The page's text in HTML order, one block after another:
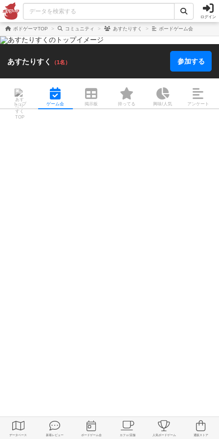
ログイン
ボドゲーマTOP コミュニティ あすたりすく ボードゲーム会
あすたりすく （1名） 参加する
トップ ゲーム会 掲示板 持ってる 興味/人気 アンケート